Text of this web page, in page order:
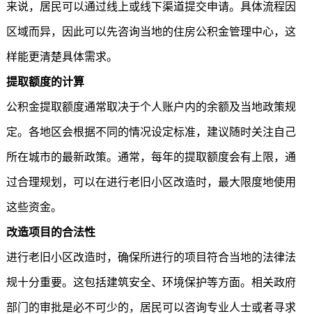
来说，居民可以通过线上或线下渠道提交申请。具体流程因
区域而异，因此可以先咨询当地的住房公积金管理中心，这
样能更清楚具体需求。
提取额度的计算
公积金提取额度通常取决于个人账户内的余额及当地政策规
定。各地区会根据不同的情况设定标准，建议随时关注自己
所在城市的最新政策。通常，每年的提取额度会有上限，通
过合理规划，可以在进行老旧小区改造时，最大限度地使用
这些资金。
改造项目的合法性
进行老旧小区改造时，确保所进行的项目符合当地的法律法
规十分重要。这包括建筑安全、环境保护等方面。相关政府
部门的审批是必不可少的，居民可以咨询专业人士或者寻求